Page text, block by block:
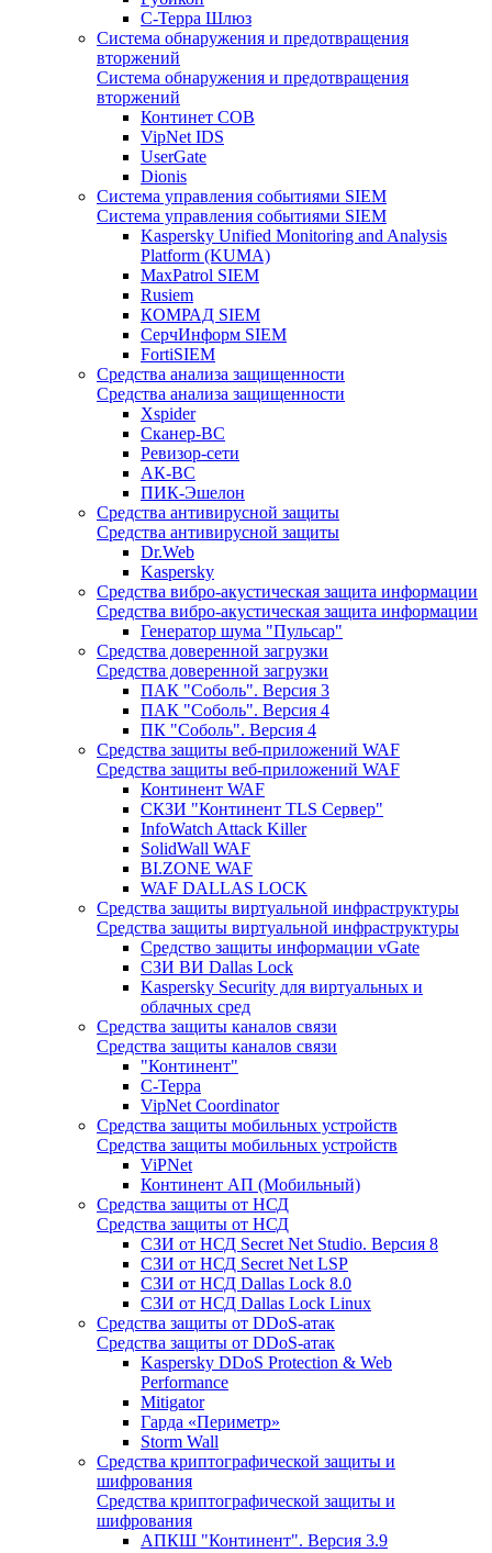
С-Терра Шлюз
Система обнаружения и предотвращения
вторжений
Система обнаружения и предотвращения
вторжений
Континет СОВ
VipNet IDS
UserGate
Dionis
Система управления событиями SIEM
Система управления событиями SIEM
Kaspersky Unified Monitoring and Analysis
Platform (KUMA)
MaxPatrol SIEM
Rusiem
КОМРАД SIEM
СерчИнформ SIEM
FortiSIEM
Средства анализа защищенности
Средства анализа защищенности
Xspider
Сканер-ВС
Ревизор-сети
АК-ВС
ПИК-Эшелон
Средства антивирусной защиты
Средства антивирусной защиты
Dr.Web
Kaspersky
Средства вибро-акустическая защита информации
Средства вибро-акустическая защита информации
Генератор шума "Пульсар"
Средства доверенной загрузки
Средства доверенной загрузки
ПАК "Соболь". Версия 3
ПАК "Соболь". Версия 4
ПК "Соболь". Версия 4
Средства защиты веб-приложений WAF
Средства защиты веб-приложений WAF
Континент WAF
СКЗИ "Континент TLS Сервер"
InfoWatch Attack Killer
SolidWall WAF
BI.ZONE WAF
WAF DALLAS LOCK
Средства защиты виртуальной инфраструктуры
Средства защиты виртуальной инфраструктуры
Средство защиты информации vGate
СЗИ ВИ Dallas Lock
Kaspersky Security для виртуальных и
облачных сред
Средства защиты каналов связи
Средства защиты каналов связи
"Континент"
С-Терра
VipNet Coordinator
Средства защиты мобильных устройств
Средства защиты мобильных устройств
ViPNet
Континент АП (Мобильный)
Средства защиты от НСД
Средства защиты от НСД
СЗИ от НСД Secret Net Studio. Версия 8
СЗИ от НСД Secret Net LSP
СЗИ от НСД Dallas Lock 8.0
СЗИ от НСД Dallas Lock Linux
Средства защиты от DDoS-атак
Средства защиты от DDoS-атак
Kaspersky DDoS Protection & Web
Performance
Mitigator
Гарда «Периметр»
Storm Wall
Средства криптографической защиты и
шифрования
Средства криптографической защиты и
шифрования
АПКШ "Континент". Версия 3.9